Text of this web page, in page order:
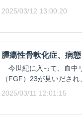
2025/03/12 13:00:20
腫瘍性骨軟化症、病
今世紀に入って、血中
（FGF）23が見いだされ
2025/03/11 12:01:15